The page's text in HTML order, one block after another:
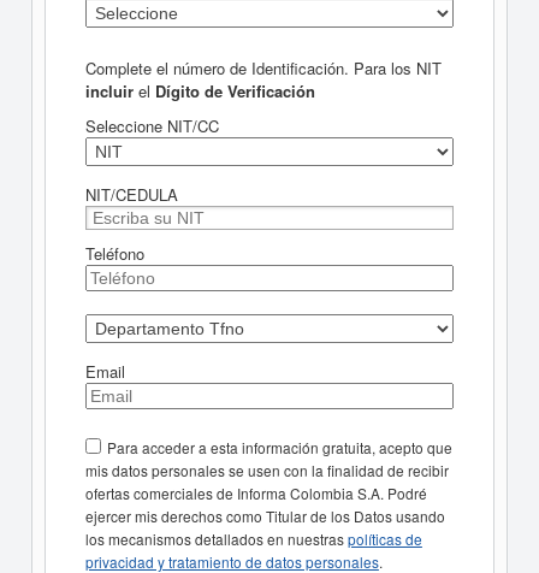
Complete el número de Identificación. Para los NIT
incluirel Dígito de Verificación
Seleccione NIT/CC
NIT/CEDULA
Teléfono
Email
Para acceder a esta información gratuita, acepto que
mis datos personales se usen con la finalidad de recibir
ofertas comerciales de Informa Colombia S.A. Podré
ejercer mis derechos como Titular de los Datos usando
los mecanismos detallados en nuestraspolíticas de
privacidad y tratamiento de datos personales.